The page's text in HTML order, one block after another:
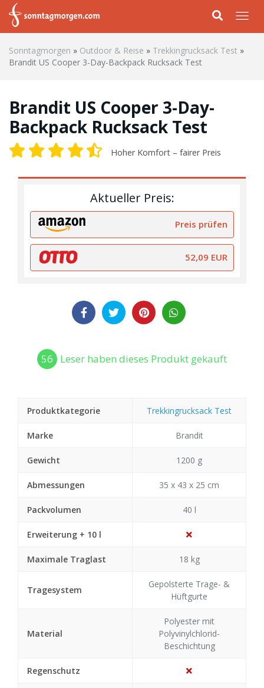
Skip to main content
Sonntagmorgen » Outdoor & Reise » Trekkingrucksack Test »
Brandit US Cooper 3-Day-Backpack Rucksack Test
Brandit US Cooper 3-Day-
Backpack Rucksack Test
Hoher Komfort – fairer Preis
Aktueller Preis:
Preis prüfen
52,09 EUR
56 Leser haben dieses Produkt gekauft
Produktkategorie Trekkingrucksack Test
Marke Brandit
Gewicht 1200 g
Abmessungen 35 x 43 x 25 cm
Packvolumen 40 l
Erweiterung + 10 l
Maximale Traglast 18 kg
Tragesystem
Gepolsterte Trage- &
Hüftgurte
Material
Polyester mit
Polyvinylchlorid-
Beschichtung
Regenschutz